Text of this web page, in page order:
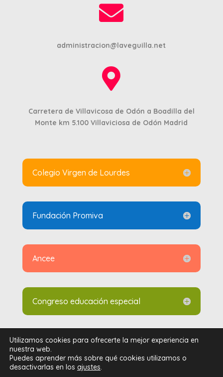

administracion@laveguilla.net

Carretera de Villavicosa de Odón a Boadilla del
Monte km 5.100Villaviciosa de Odón Madrid
Colegio Virgen de Lourdes
Fundación Promiva
Ancee
Congreso educación especial
Aviso legal y política de privacidad
cookies
Utilizamos cookies para ofrecerte la mejor experiencia en
nuestra web.
Puedes aprender más sobre qué cookies utilizamos o
desactivarlas en los ajustes.